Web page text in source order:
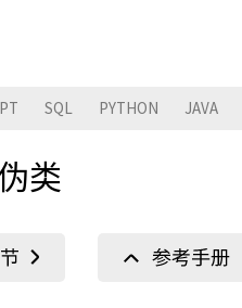
SQL PYTHON JAVA
类